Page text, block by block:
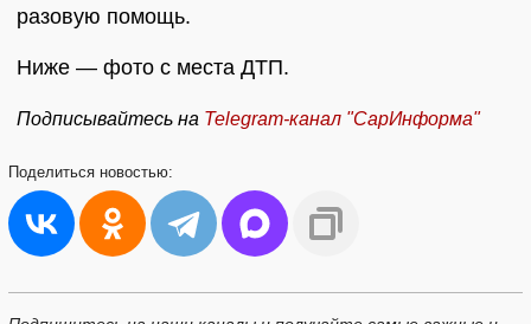
разовую помощь.
Ниже — фото с места ДТП.
Подписывайтесь на Telegram-канал "СарИнформа"
Поделиться новостью: